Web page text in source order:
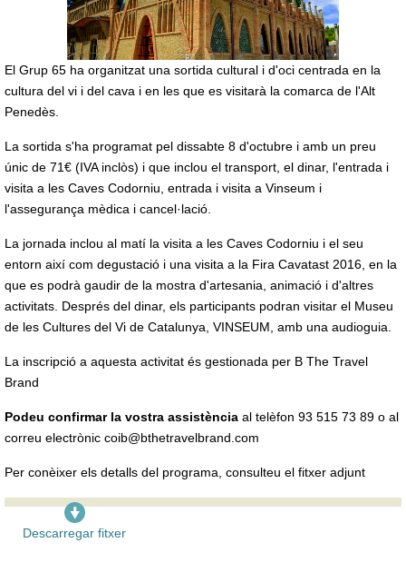
El Grup 65 ha organitzat una sortida cultural i d'oci centrada en la
cultura del vi i del cava i en les que es visitarà la comarca de l'Alt
Penedès.
La sortida s'ha programat pel dissabte 8 d'octubre i amb un preu
únic de 71€ (IVA inclòs) i que inclou el transport, el dinar, l'entrada i
visita a les Caves Codorniu, entrada i visita a Vinseum i
l'assegurança mèdica i cancel·lació.
La jornada inclou al matí la visita a les Caves Codorniu i el seu
entorn així com degustació i una visita a la Fira Cavatast 2016, en la
que es podrà gaudir de la mostra d'artesania, animació i d'altres
activitats. Després del dinar, els participants podran visitar el Museu
de les Cultures del Vi de Catalunya, VINSEUM, amb una audioguia.
La inscripció a aquesta activitat és gestionada per B The Travel
Brand
Podeu confirmar la vostra assistència al telèfon 93 515 73 89 o al
correu electrònic coib@bthetravelbrand.com
Per conèixer els detalls del programa, consulteu el fitxer adjunt
Descarregar fitxer